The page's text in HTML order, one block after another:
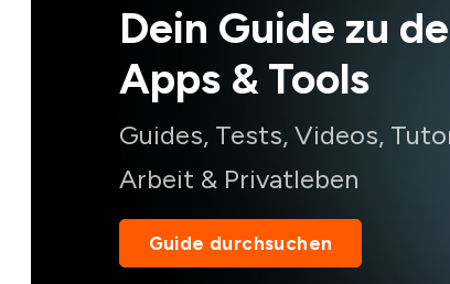
Dein Guide zu
Apps & Tools
Guides, Tests, Videos,
Arbeit & Privatleben
Guide durchsuchen